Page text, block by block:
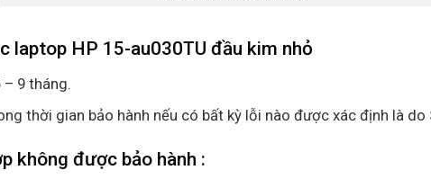
laptop HP 15-au030TU đầu kim nhỏ
9 tháng.
thời gian bảo hành nếu có bất kỳ lỗi nào được xác định là do
không được bảo hành :